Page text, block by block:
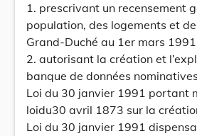
1. prescrivant un recensement
population, des logements et
Grand-Duché au 1er mars
2. autorisant la création et
banque de données
Loi du 30 janvier 1991 portant
loidu30 avril 1873 sur la
Loi du 30 janvier 1991